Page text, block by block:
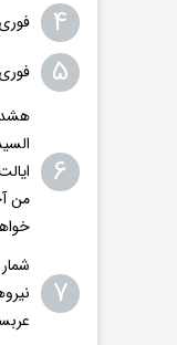
۴
۵
۶
من
۷
عربستان